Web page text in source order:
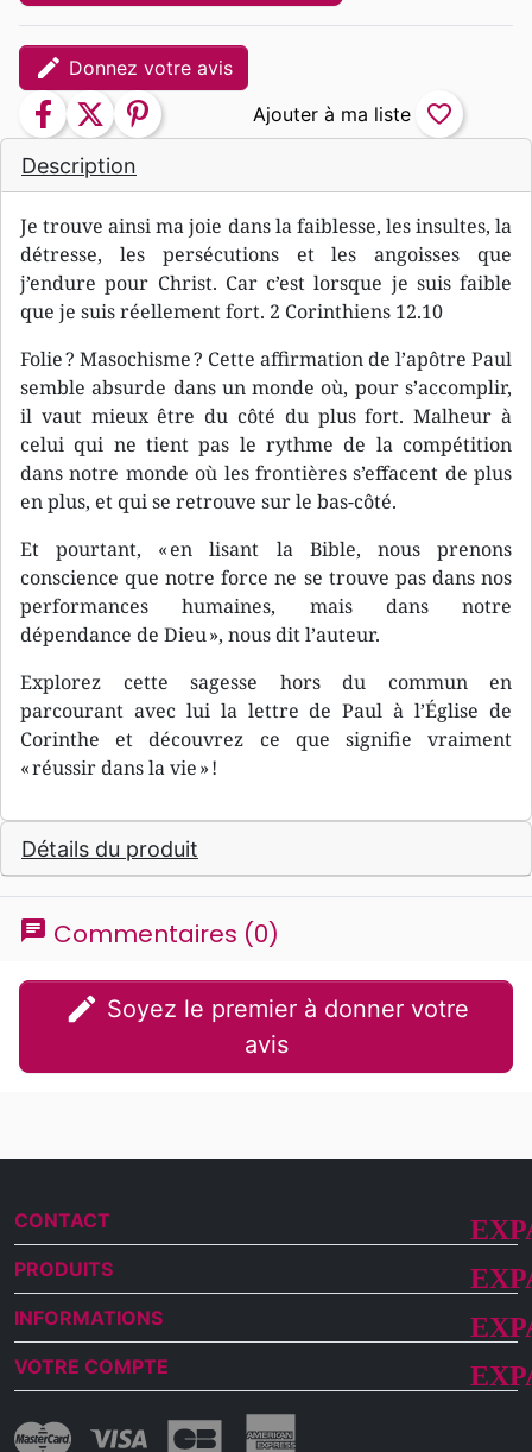
Description
Je trouve ainsi ma joie dans la faiblesse, les insultes, la
détresse, les persécutions et les angoisses que
j’endure pour Christ. Car c’est lorsque je suis faible
que je suis réellement fort. 2 Corinthiens 12.10
Folie ? Masochisme ? Cette affirmation de l’apôtre Paul
semble absurde dans un monde où, pour s’accomplir,
il vaut mieux être du côté du plus fort. Malheur à
celui qui ne tient pas le rythme de la compétition
dans notre monde où les frontières s’effacent de plus
en plus, et qui se retrouve sur le bas-côté.
Et pourtant, « en lisant la Bible, nous prenons
conscience que notre force ne se trouve pas dans nos
performances humaines, mais dans notre
dépendance de Dieu », nous dit l’auteur.
Explorez cette sagesse hors du commun en
parcourant avec lui la lettre de Paul à l’Église de
Corinthe et découvrez ce que signifie vraiment
« réussir dans la vie » !
Détails du produit
edit Donnez votre avis
facebook twitter pinterest favorite_border
chat Commentaires (0)
edit
avis
CONTACT
PRODUITS
INFORMATIONS
VOTRE COMPTE